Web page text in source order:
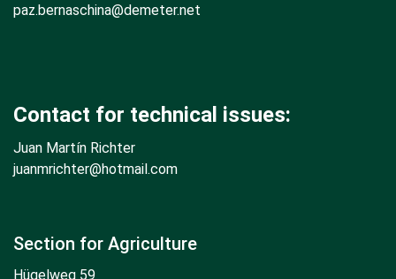
paz.bernaschina@demeter.net
Contact for technical issues:
Juan Martín Richter
juanmrichter@hotmail.com
Section for Agriculture
Hügelweg 59